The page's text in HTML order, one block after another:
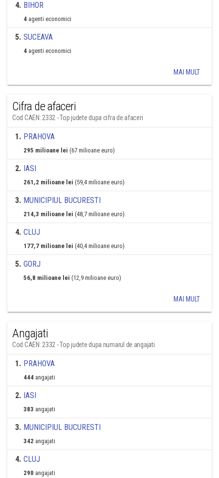
4. BIHOR
4 agenti economici
5. SUCEAVA
4 agenti economici
MAI MULT
Cifra de afaceri
Cod CAEN: 2332 - Top judete dupa cifra de afaceri
1. PRAHOVA
295 milioane lei (67 milioane euro)
2. IASI
261,2 milioane lei (59,4 milioane euro)
3. MUNICIPIUL BUCURESTI
214,3 milioane lei (48,7 milioane euro)
4. CLUJ
177,7 milioane lei (40,4 milioane euro)
5. GORJ
56,8 milioane lei (12,9 milioane euro)
MAI MULT
Angajati
Cod CAEN: 2332 - Top judete dupa numarul de angajati
1. PRAHOVA
444 angajati
2. IASI
383 angajati
3. MUNICIPIUL BUCURESTI
342 angajati
4. CLUJ
290 angajati